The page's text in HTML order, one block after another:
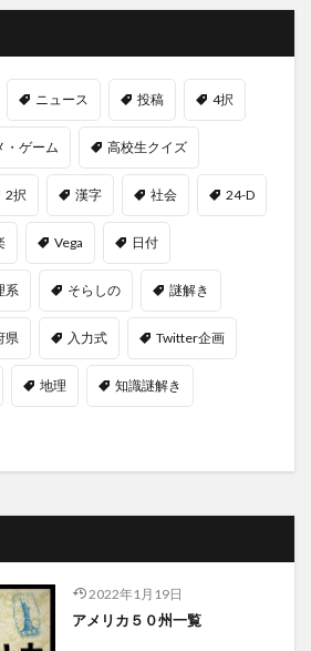
ニュース 投稿 4択
・ゲーム 高校生クイズ
2択 漢字 社会 24-D
Vega 日付
系 そらしの 謎解き
県 入力式 Twitter企画
地理 知識謎解き
2022年1月19日
アメリカ５０州一覧